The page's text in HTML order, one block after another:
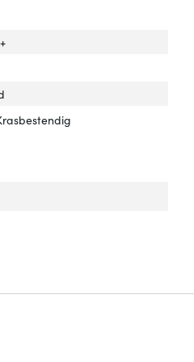
'Compatibiliteit'
'Veiligheidsfunties'